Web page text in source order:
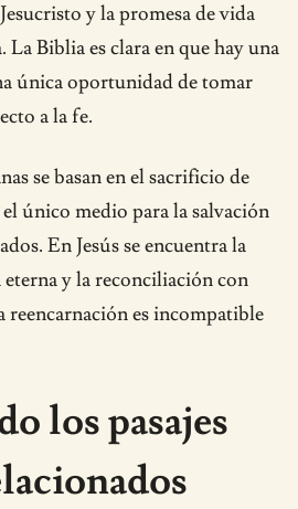
y la promesa de vida
La Biblia es clara en que hay una
única oportunidad de tomar
a la fe.
se basan en el sacrificio de
único medio para la salvación
En Jesús se encuentra la
eterna y la reconciliación con
reencarnación es incompatible
los pasajes